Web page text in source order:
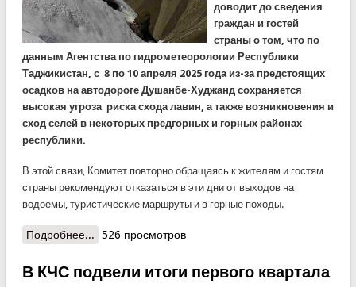
доводит до сведения
граждан и гостей
страны о том, что по
данным Агентства по гидрометеорологии Республики
Таджикистан, с 8 по 10 апреля 2025 года из-за предстоящих
осадков на автодороге Душанбе-Худжанд сохраняется
высокая угроза риска схода лавин, а также возникновения и
сход селей в некоторых предгорных и горных районах
республики.
В этой связи, Комитет повторно обращаясь к жителям и гостям
страны рекомендуют отказаться в эти дни от выходов на
водоемы, туристические маршруты и в горные походы.
Подробнее... о КЧС напоминает и рекомендует!
526 просмотров
В КЧС подвели итоги первого квартала